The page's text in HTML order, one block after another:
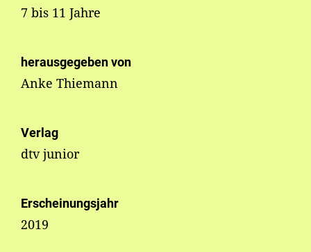
7 bis 11 Jahre
herausgegeben von
Anke Thiemann
Verlag
dtv junior
Erscheinungsjahr
2019